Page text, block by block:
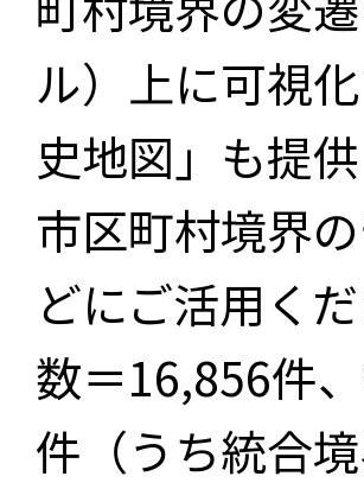
ル）上に可視
史地図」も提
市区町村境界
どにご活用く
数＝16,856件
件（うち統合